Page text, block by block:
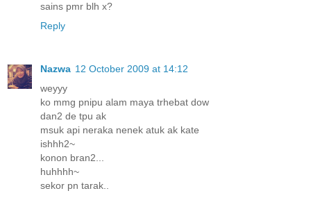
sains pmr blh x?
Reply
Nazwa 12 October 2009 at 14:12
weyyy
ko mmg pnipu alam maya trhebat dow
dan2 de tpu ak
msuk api neraka nenek atuk ak kate
ishhh2~
konon bran2...
huhhhh~
sekor pn tarak..